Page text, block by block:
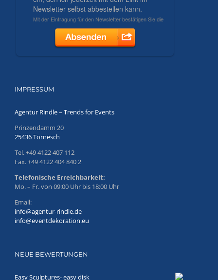
IMPRESSUM
Agentur Rindle – Trends for Events
Prinzendamm 20
25436 Tornesch
Tel. +49 4122 407 112
Fax. +49 4122 404 840 2
Telefonische Erreichbarkeit:
Mo. – Fr. von 09:00 Uhr bis 18:00 Uhr
Email:
info@agentur-rindle.de
info@eventdekoration.eu
NEUE BEWERTUNGEN
Easy Sculptures- easy disk